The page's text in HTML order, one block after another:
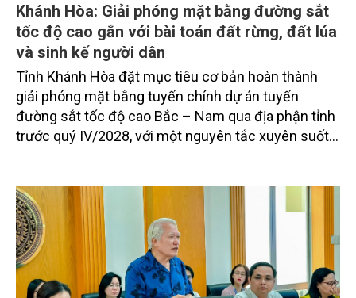
Khánh Hòa: Giải phóng mặt bằng đường sắt
tốc độ cao gắn với bài toán đất rừng, đất lúa
và sinh kế người dân
Tỉnh Khánh Hòa đặt mục tiêu cơ bản hoàn thành
giải phóng mặt bằng tuyến chính dự án tuyến
đường sắt tốc độ cao Bắc – Nam qua địa phận tỉnh
trước quý IV/2028, với một nguyên tắc xuyên suốt: